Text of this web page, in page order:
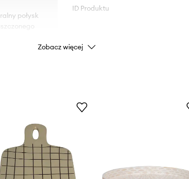
połysk
ID Produktu
Zobacz więcej